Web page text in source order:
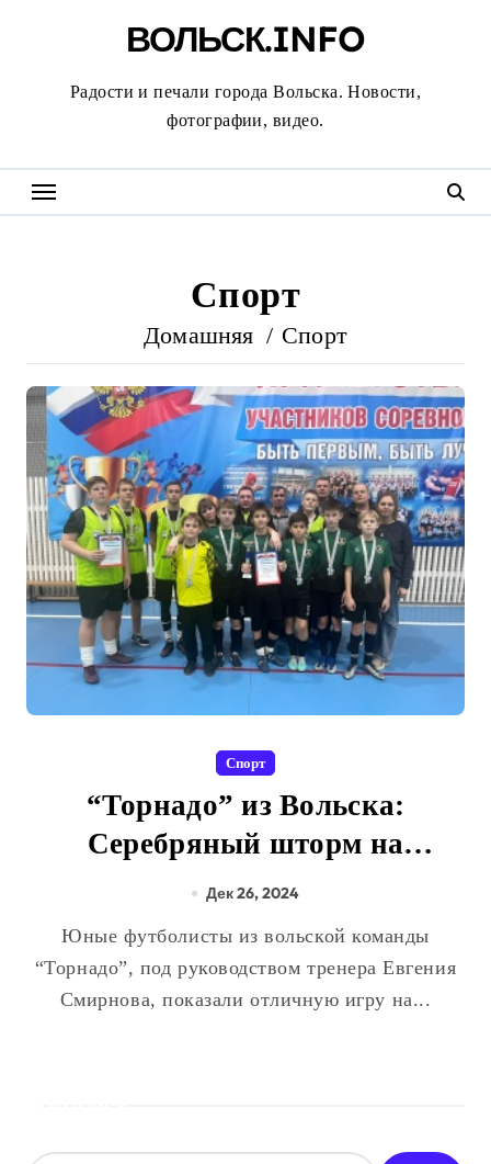
ВОЛЬСК.INFO
Радости и печали города Вольска. Новости,
фотографии, видео.
Спорт
Домашняя Спорт
Спорт
“Торнадо” из Вольска:
Серебряный шторм на
футбольном поле Базарного
Карабулака
Дек 26, 2024
Юные футболисты из вольской команды
“Торнадо”, под руководством тренера Евгения
Смирнова, показали отличную игру на...